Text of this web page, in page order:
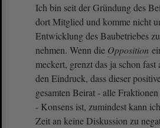
Ich bin seit der Gründung des
dort Mitglied und komme nicht
Entwicklung des Baubetriebes
nehmen. Wenn die Opposition
meckert, grenzt das ja schon
den Eindruck, dass dieser
gesamten Beirat - alle
- Konsens ist, zumindest kann
Zeit an keine Diskussion zu